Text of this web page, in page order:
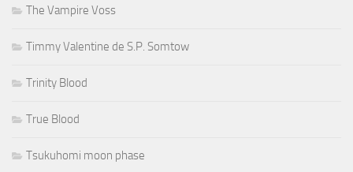
The Vampire Voss
Timmy Valentine de S.P. Somtow
Trinity Blood
True Blood
Tsukuhomi moon phase